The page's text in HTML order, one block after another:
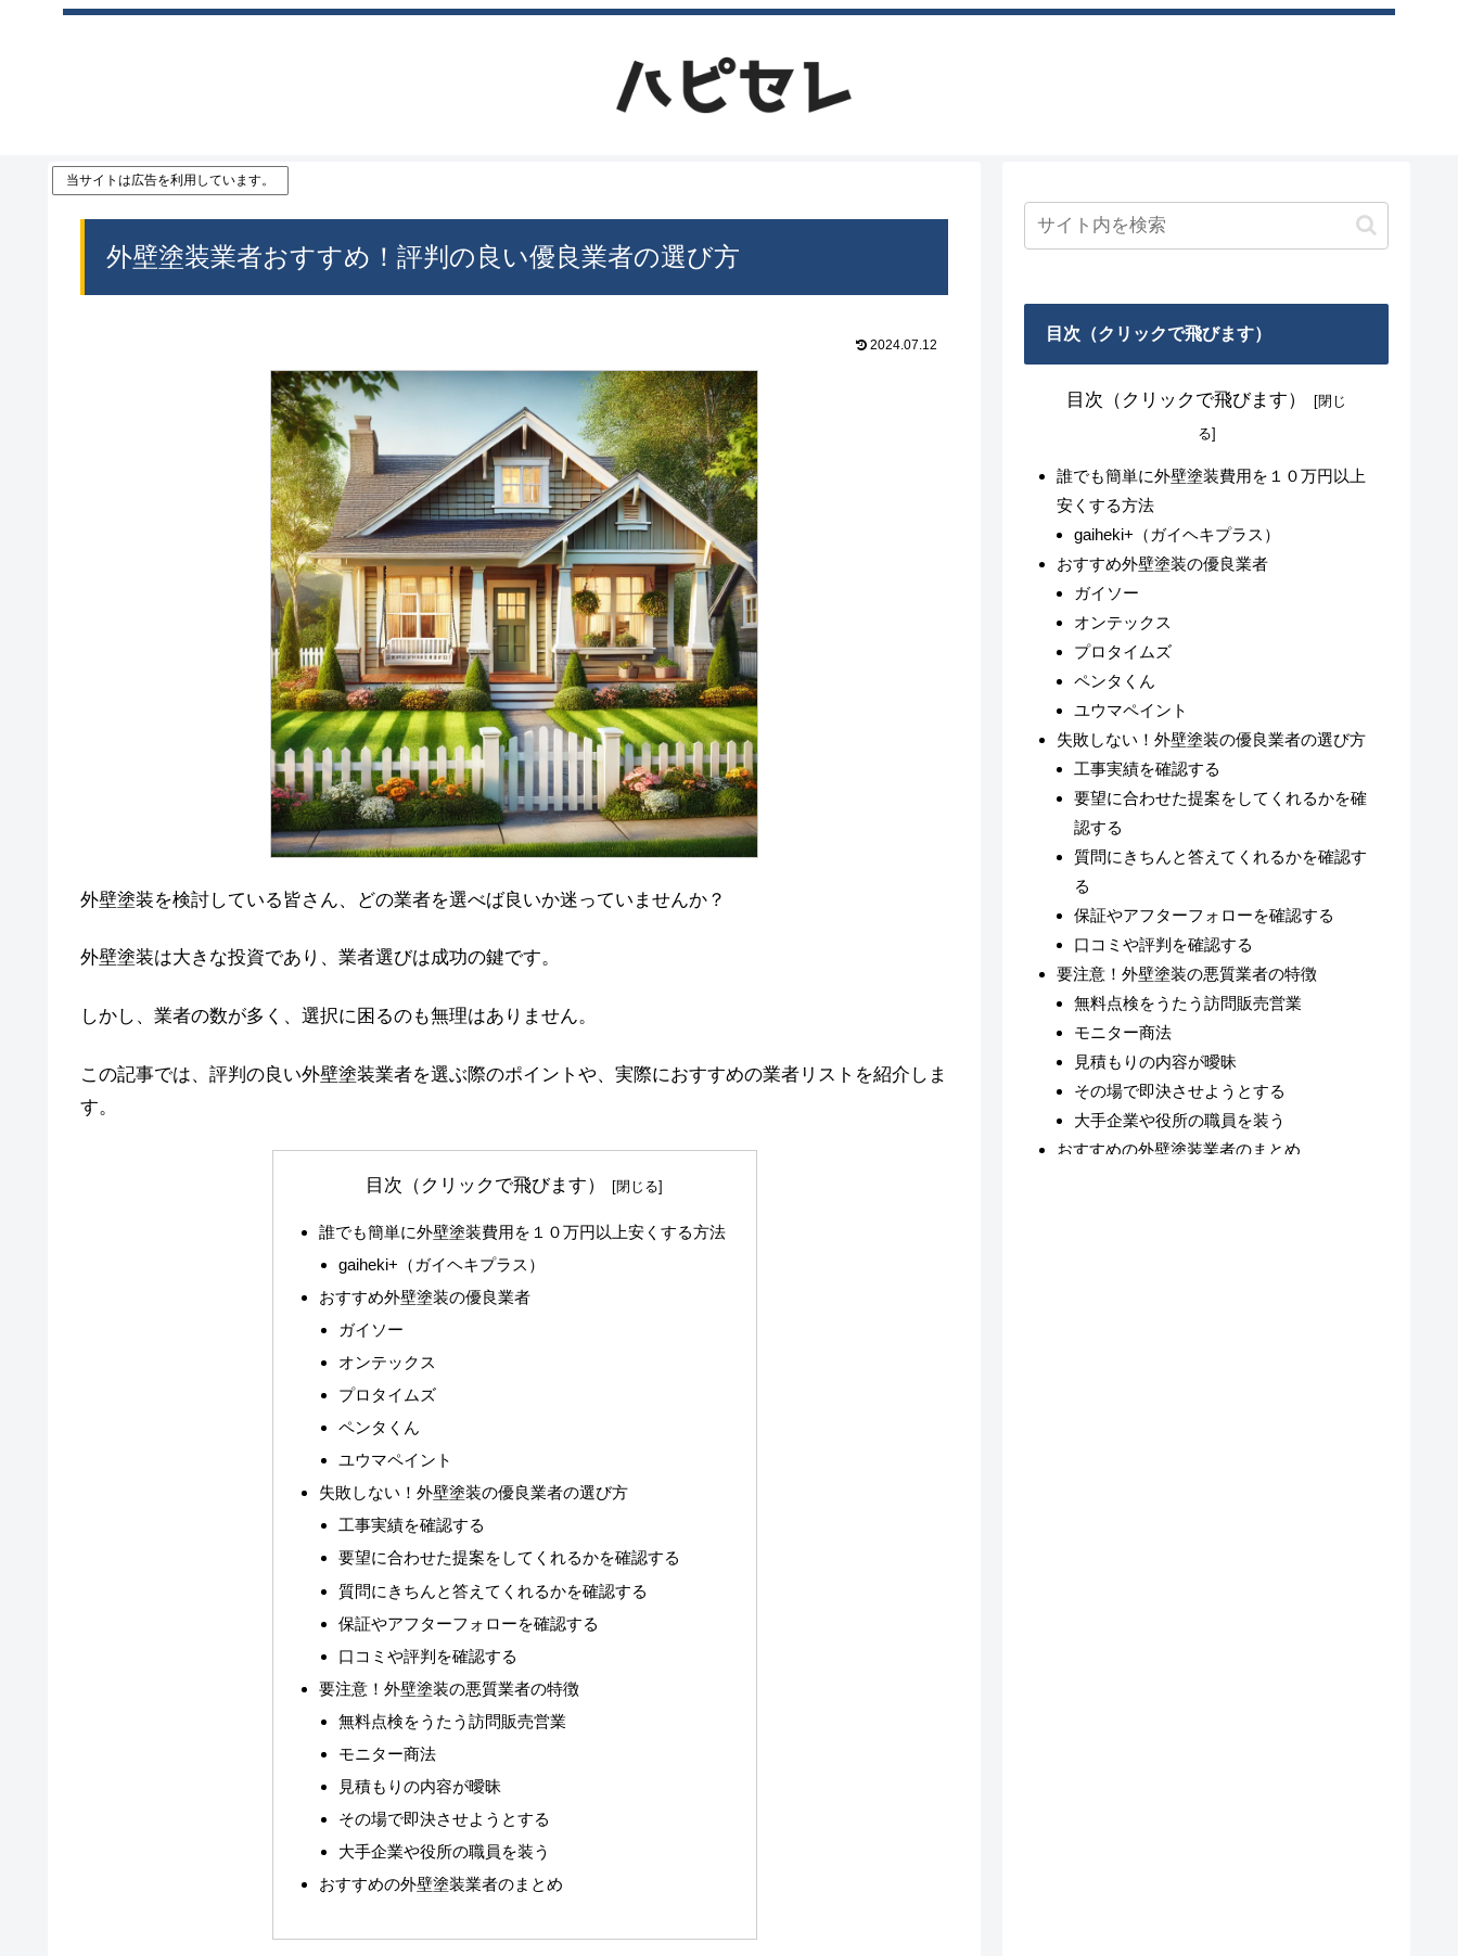
当サイトは広告を利用しています。
外壁塗装業者おすすめ！評判の良い優良業者の選び方
2024.07.12
外壁塗装を検討している皆さん、どの業者を選べば良いか迷っていませんか？
外壁塗装は大きな投資であり、業者選びは成功の鍵です。
しかし、業者の数が多く、選択に困るのも無理はありません。
この記事では、評判の良い外壁塗装業者を選ぶ際のポイントや、実際におすすめの業者リストを紹介しま
す。
目次（クリックで飛びます）
誰でも簡単に外壁塗装費用を１０万円以上安くする方法
gaiheki+（ガイヘキプラス）
おすすめ外壁塗装の優良業者
ガイソー
オンテックス
プロタイムズ
ペンタくん
ユウマペイント
失敗しない！外壁塗装の優良業者の選び方
工事実績を確認する
要望に合わせた提案をしてくれるかを確認する
質問にきちんと答えてくれるかを確認する
保証やアフターフォローを確認する
口コミや評判を確認する
要注意！外壁塗装の悪質業者の特徴
無料点検をうたう訪問販売営業
モニター商法
見積もりの内容が曖昧
その場で即決させようとする
大手企業や役所の職員を装う
おすすめの外壁塗装業者のまとめ
目次（クリックで飛びます）
目次（クリックで飛びます）
誰でも簡単に外壁塗装費用を１０万円以上
安くする方法
gaiheki+（ガイヘキプラス）
おすすめ外壁塗装の優良業者
ガイソー
オンテックス
プロタイムズ
ペンタくん
ユウマペイント
失敗しない！外壁塗装の優良業者の選び方
工事実績を確認する
要望に合わせた提案をしてくれるかを確
認する
質問にきちんと答えてくれるかを確認す
る
保証やアフターフォローを確認する
口コミや評判を確認する
要注意！外壁塗装の悪質業者の特徴
無料点検をうたう訪問販売営業
モニター商法
見積もりの内容が曖昧
その場で即決させようとする
大手企業や役所の職員を装う
おすすめの外壁塗装業者のまとめ